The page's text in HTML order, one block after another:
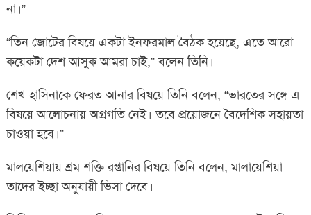
না।”
“তিন জোটের বিষয়ে একটা ইনফরমাল বৈঠক হয়েছে, এতে আরো
কয়েকটা দেশ আসুক আমরা চাই,” বলেন তিনি।
শেখ হাসিনাকে ফেরত আনার বিষয়ে তিনি বলেন, “ভারতের সঙ্গে এ
বিষয়ে আলোচনায় অগ্রগতি নেই। তবে প্রয়োজনে বৈদেশিক সহায়তা
চাওয়া হবে।”
মালয়েশিয়ায় শ্রম শক্তি রপ্তানির বিষয়ে তিনি বলেন, মালায়েশিয়া
তাদের ইচ্ছা অনুযায়ী ভিসা দেবে।